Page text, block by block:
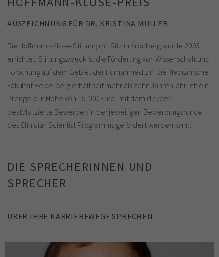
AUSZEICHNUNG FÜR DR. KRISTINA MÜLLER
Die Hoffmann-Klose-Stiftung mit Sitz in Kronberg wurde 2005
errichtet. Stiftungszweck ist die Förderung von Wissenschaft und
Forschung auf dem Gebiet der Humanmedizin. Die Medizinische
Fakultät Heidelberg erhält seit mehr als zehn Jahren jährlich ein
Preisgeld in Höhe von 15.000 Euro, mit dem die/der
bestplatzierte Bewerber/in der jeweiligen Bewerbungsrunde
des Clinician Scientist Programms gefördert werden kann.
DIE SPRECHERINNEN UND
SPRECHER
ÜBER IHRE KARRIEREWEGE SPRECHEN